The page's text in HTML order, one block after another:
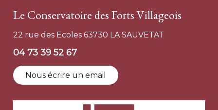
Le Conservatoire des Forts Villageois
22 rue des Ecoles 63730 LA SAUVETAT
04 73 39 52 67
Nous écrire un email